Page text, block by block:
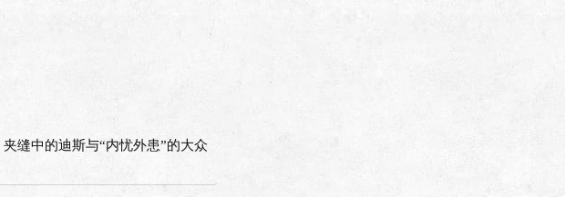
夹缝中的迪斯与“内忧外患”的大众